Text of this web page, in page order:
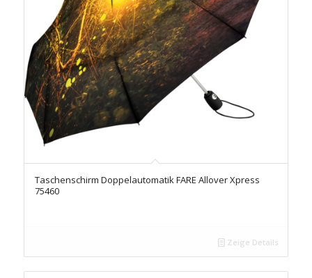
Taschenschirm Doppelautomatik FARE Allover Xpress
75460
Zeige Details